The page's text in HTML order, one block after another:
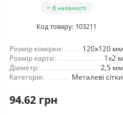
В наявності
Код товару: 103211
Розмір комірки:
120x120 мм
Розмір карти:
1x2 м
Діаметр:
2,5 мм
Категорія:
Металеві сітки
94.62 грн